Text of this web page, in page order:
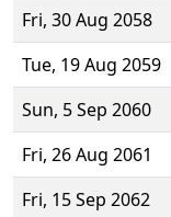
Fri, 30 Aug 2058
Tue, 19 Aug 2059
Sun, 5 Sep 2060
Fri, 26 Aug 2061
Fri, 15 Sep 2062